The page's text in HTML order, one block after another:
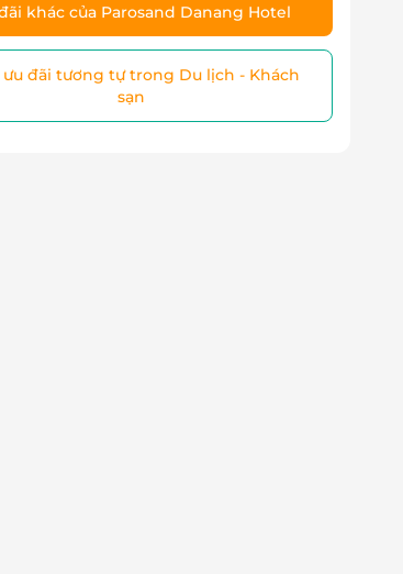
khác của Parosand Danang Hotel
ưu đãi tương tự trong Du lịch - Khách
sạn